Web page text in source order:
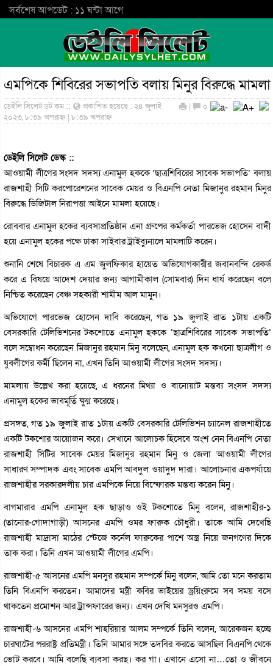
সর্বশেষ আপডেট : ১১ ঘন্টা আগে
এমপিকে শিবিরের সভাপতি বলায় মিনুর বিরুদ্ধে মামলা
ডেইলি সিলেট ডট কম ::
প্রকাশিত হয়েছে : ২৪ জুলাই
২০২৩, ৮:৩৯ অপরাহ্ন | ৮:৩৯ অপরাহ্ন
| ০
ডেইলি সিলেট ডেস্ক ::
আওয়ামী লীগের সংসদ সদস্য এনামুল হককে ‘ছাত্রশিবিরের সাবেক সভাপতি’ বলায়
রাজশাহী সিটি করপোরেশনের সাবেক মেয়র ও বিএনপি নেতা মিজানুর রহমান মিনুর
বিরুদ্ধে ডিজিটাল নিরাপত্তা আইনে মামলা হয়েছে।
রোববার এনামুল হকের ব্যবসাপ্রতিষ্ঠান এনা গ্রুপের কর্মকর্তা পারভেজ হোসেন বাদী
হয়ে এনামুল হকের পক্ষে ঢাকা সাইবার ট্রাইব্যুনালে মামলাটি করেন।
শুনানি শেষে বিচারক এ এম জুলফিকার হায়েত অভিযোগকারীর জবানবন্দি রেকর্ড
করে এ বিষয়ে আদেশ দেয়ার জন্য আগামীকাল (সোমবার) দিন ধার্য করেছেন বলে
নিশ্চিত করেছেন বেঞ্চ সহকারী শামীম আল মামুন।
অভিযোগে পারভেজ হোসেন দাবি করেছেন, গত ১৯ জুলাই রাত ১টায় একটি
বেসরকারি টেলিভিশনের টকশোতে এনামুল হককে ‘ছাত্রশিবিরের সাবেক সভাপতি’
বলে সম্বোধন করেছেন মিজানুর রহমান মিনু বলেছেন, এনামুল হক কখনো ছাত্রলীগ ও
যুবলীগের কর্মী ছিলেন না, এখন তিনি আওয়ামী লীগের সংসদ সদস্য।
মামলায় উল্লেখ করা হয়েছে, এ ধরনের মিথ্যা ও বানোয়াট মন্তব্য সংসদ সদস্য
এনামুল হকের ভাবমূর্তি ক্ষুণ্ণ করেছে।
প্রসঙ্গত, গত ১৯ জুলাই রাত ১টায় একটি বেসরকারি টেলিভিশন চ্যানেল রাজশাহীতে
একটি টকশোর আয়োজন করে। সেখানে আলোচক হিসেবে অংশ নেন বিএনপি নেতা
রাজশাহী সিটির সাবেক মেয়র মিজানুর রহমান মিনু ও জেলা আওয়ামী লীগের
সাধারণ সম্পাদক এবং সাবেক এমপি আবদুল ওয়াদুদ দারা। আলোচনার একপর্যায়ে
রাজশাহীর সরকারদলীয় চার এমপিকে নিয়ে বিস্ফোরক মন্তব্য করেন মিনু।
বাগমারার এমপি এনামুল হক ছাড়াও ওই টকশোতে মিনু বলেন, রাজশাহীর-১
(তানোর-গোদাগাড়ী) আসনের এমপি ওমর ফারুক চৌধুরী। তাকে আমি দেখেছি
রাজশাহী মাদ্রাসা মাঠের স্টেজে কর্নেল ফারুকের পাশে অস্ত্র নিয়ে জনগণের দিকে
তাক করা। তিনি এখন আওয়ামী লীগের এমপি।
রাজশাহী-৫ আসনের এমপি মনসুর রহমান সম্পর্কে মিনু বলেন, আমি তো মনে করতাম
তিনি বিএনপি করতেন। আমাদের মন্ত্রী কবির ভাইয়ের ড্রয়িংরুমে সব সময় বসে
থাকতেন প্রমোশন আর ট্রান্সফারের জন্য। এখন দেখি মনসুরও এমপি।
রাজশাহী-৬ আসনের এমপি শাহরিয়ার আলম সম্পর্কে তিনি বলেন, আরেকজন হচ্ছে
চারঘাটের পররাষ্ট্র প্রতিমন্ত্রী। তিনি আমার সঙ্গে তদবির করতে আসছিল বিএনপি থেকে
ভোট করবে। আমি বলেছি ব্যবসা করছ। কর গা। এখানে এসো না…তো ও জীবনে